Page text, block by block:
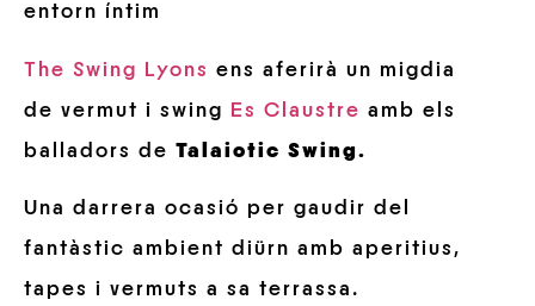
entorn íntim
The Swing Lyons ens aferirà un migdia
de vermut i swing
Es Claustre amb els
balladors de Talaiotic Swing.
Una darrera ocasió per gaudir del
fantàstic ambient diürn amb aperitius,
tapes i vermuts a sa terrassa.